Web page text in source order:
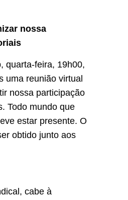
nossa
quarta-feira, 19h00,
uma reunião virtual
nossa participação
Todo mundo que
estar presente. O
obtido junto aos
cabe à